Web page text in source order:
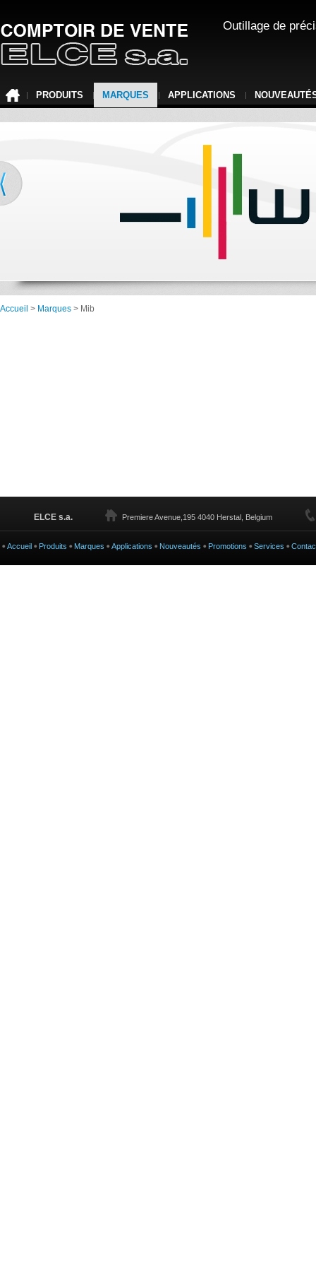
Outillage de
PRODUITS MARQUES APPLICATIONS
Accueil > Marques > Mib
ELCE s.a. Premiere Avenue,195 4040 Herstal, Belgium
Accueil Produits Marques Applications Nouveautés Promotions Services